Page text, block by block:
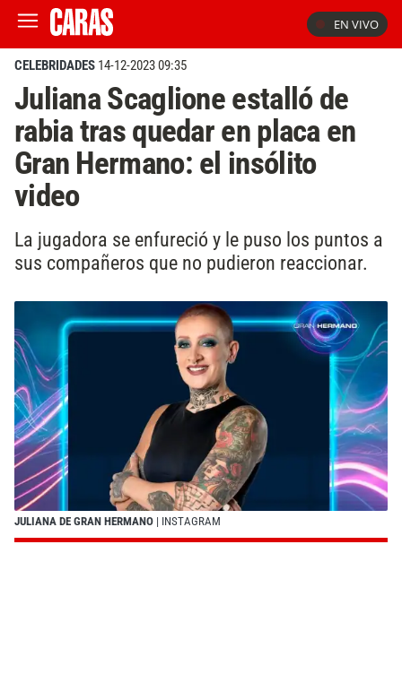
EN VIVO
CELEBRIDADES 14-12-2023 09:35
Juliana Scaglione estalló de
rabia tras quedar en placa en
Gran Hermano: el insólito
video
La jugadora se enfureció y le puso los puntos a
sus compañeros que no pudieron reaccionar.
JULIANA DE GRAN HERMANO | INSTAGRAM